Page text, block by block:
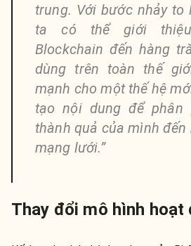
trung. Với bước nhảy to
ta có thể giới
Blockchain đến hàng
dùng trên toàn thế
mạnh cho một thế hệ
tạo nội dung để phân
thành quả của mình
mạng lưới.”
Thay đổi mô hình hoạt